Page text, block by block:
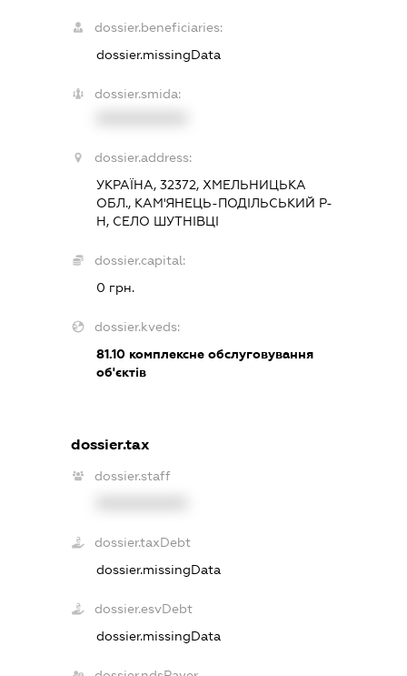
dossier.beneficiaries:
dossier.missingData
dossier.smida:
dossier.address:
УКРАЇНА, 32372, ХМЕЛЬНИЦЬКА
ОБЛ., КАМ'ЯНЕЦЬ-ПОДІЛЬСЬКИЙ Р-
Н, СЕЛО ШУТНІВЦІ
dossier.capital:
0 грн.
dossier.kveds:
81.10комплексне обслуговування
об'єктів
dossier.tax
dossier.staff
dossier.taxDebt
dossier.missingData
dossier.esvDebt
dossier.missingData